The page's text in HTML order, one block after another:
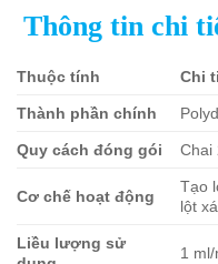
Thông tin chi
Thuộc tính Chi
Thành phần chính
Quy cách đóng gói Chai
Cơ chế hoạt động
Tạo
lột
Liều lượng sử
1